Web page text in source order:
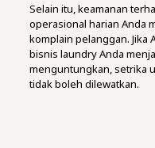
Selain itu, keamanan
operasional harian Anda
komplain pelanggan. Jika
bisnis laundry Anda
menguntungkan, setrika
tidak boleh dilewatkan.